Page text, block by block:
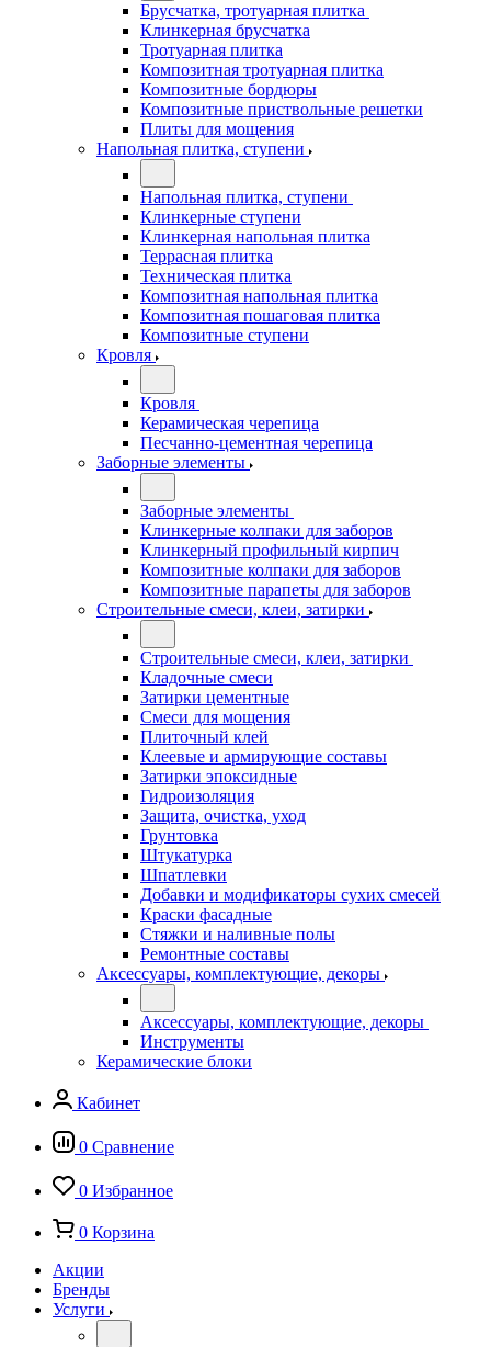
Брусчатка, тротуарная плитка
Клинкерная брусчатка
Тротуарная плитка
Композитная тротуарная плитка
Композитные бордюры
Композитные приствольные решетки
Плиты для мощения
Напольная плитка, ступени
Напольная плитка, ступени
Клинкерные ступени
Клинкерная напольная плитка
Террасная плитка
Техническая плитка
Композитная напольная плитка
Композитная пошаговая плитка
Композитные ступени
Кровля
Кровля
Керамическая черепица
Песчанно-цементная черепица
Заборные элементы
Заборные элементы
Клинкерные колпаки для заборов
Клинкерный профильный кирпич
Композитные колпаки для заборов
Композитные парапеты для заборов
Строительные смеси, клеи, затирки
Строительные смеси, клеи, затирки
Кладочные смеси
Затирки цементные
Смеси для мощения
Плиточный клей
Клеевые и армирующие составы
Затирки эпоксидные
Гидроизоляция
Защита, очистка, уход
Грунтовка
Штукатурка
Шпатлевки
Добавки и модификаторы сухих смесей
Краски фасадные
Стяжки и наливные полы
Ремонтные составы
Аксессуары, комплектующие, декоры
Аксессуары, комплектующие, декоры
Инструменты
Керамические блоки
Кабинет
0 Сравнение
0 Избранное
0 Корзина
Акции
Бренды
Услуги